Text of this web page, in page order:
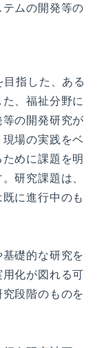
ムの開発等の
指した、ある
、福祉分野に
の開発研究が
場の実践をベ
めに課題を明
研究課題は、
に進行中のも
礎的な研究を
化が図れる可
段階のものを